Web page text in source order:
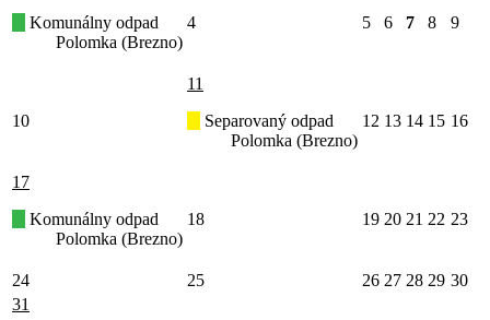
Komunálny odpad
Polomka (Brezno)
4 5 6 7 8 9
10
11
Separovaný odpad
Polomka (Brezno)
12 13 14 15 16
17
Komunálny odpad
Polomka (Brezno)
18 19 20 21 22 23
24 25 26 27 28 29 30
31